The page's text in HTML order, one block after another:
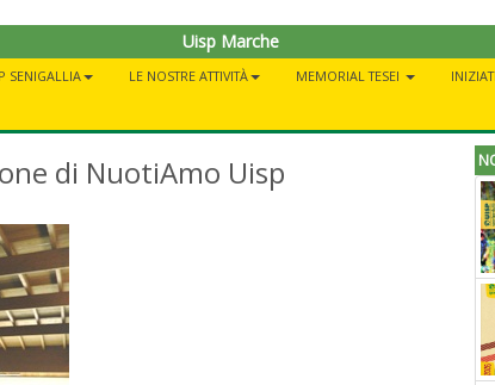
Uisp Marche
SENIGALLIA LE NOSTRE ATTIVITÀ MEMORIAL TESEI
di NuotiAmo Uisp